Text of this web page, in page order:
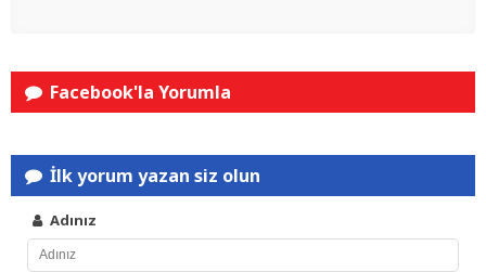
Facebook'la Yorumla
İlk yorum yazan siz olun
Adınız